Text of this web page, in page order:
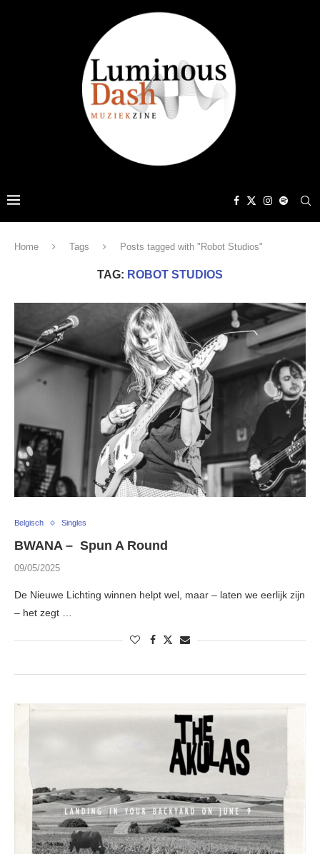
Home Tags Posts tagged with "Robot Studios"
TAG: ROBOT STUDIOS
Belgisch Singles
BWANA – Spun A Round
09/05/2025
De Nieuwe Lichting winnen helpt wel, maar – laten we eerlijk zijn
– het zegt …